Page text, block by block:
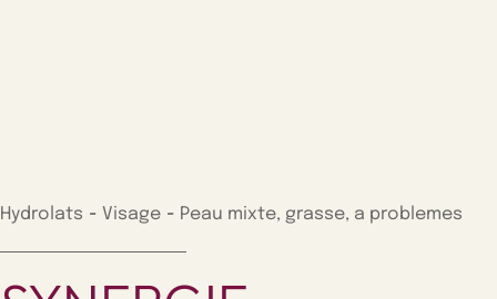
Hydrolats - Visage - Peau mixte, grasse, a problemes